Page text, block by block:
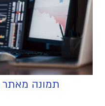
תמונה מאתר hmarkets.com